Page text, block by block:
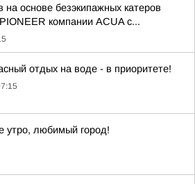
на основе безэкипажных катеров
компании ACUA с...
отдых на воде - в приоритете!
утро, любимый город!